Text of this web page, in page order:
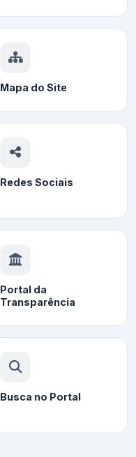
Mapa do Site
Redes Sociais
Portal da
Transparência
Busca no Portal